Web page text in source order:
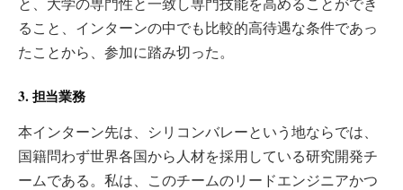
ること、インターンの中でも比較的高待遇な条件であっ
たことから、参加に踏み切った。
3. 担当業務
本インターン先は、シリコンバレーという地ならでは、
国籍問わず世界各国から人材を採用している研究開発チ
ームである。私は、このチームのリードエンジニアかつ